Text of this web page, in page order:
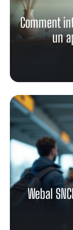
Comment
un
Webal